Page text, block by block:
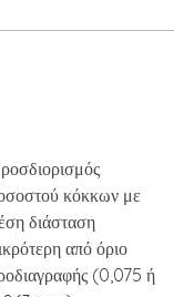
κόκκων με
διάσταση
από όριο
(0,075 ή